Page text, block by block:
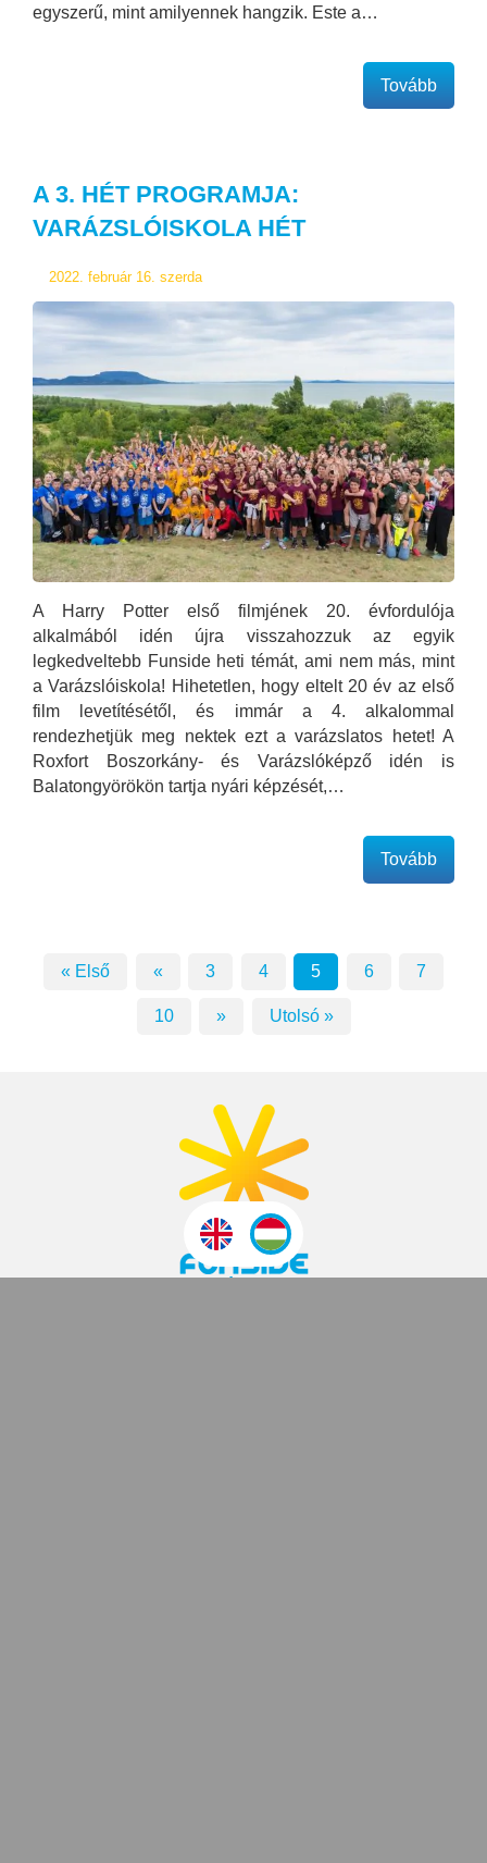
egyszerű, mint amilyennek hangzik. Este a…
Tovább
A 3. HÉT PROGRAMJA:
VARÁZSLÓISKOLA HÉT
2022. február 16. szerda
A Harry Potter első filmjének 20. évfordulója
alkalmából idén újra visszahozzuk az egyik
legkedveltebb Funside heti témát, ami nem más, mint
a Varázslóiskola! Hihetetlen, hogy eltelt 20 év az első
film levetítésétől, és immár a 4. alkalommal
rendezhetjük meg nektek ezt a varázslatos hetet! A
Roxfort Boszorkány- és Varázslóképző idén is
Balatongyörökön tartja nyári képzését,…
Tovább
« Első « 3 4 5 6 7
10 » Utolsó »